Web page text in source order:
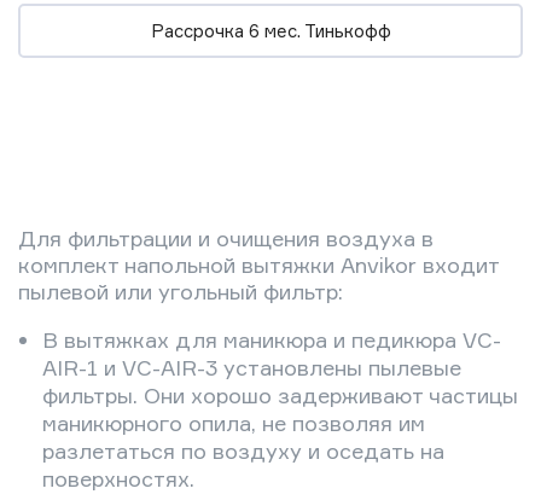
Рассрочка 6 мес. Тинькофф
Для фильтрации и очищения воздуха в
комплект напольной вытяжки Anvikor входит
пылевой или угольный фильтр:
В вытяжках для маникюра и педикюра VC-
AIR-1 и VC-AIR-3 установлены пылевые
фильтры. Они хорошо задерживают частицы
маникюрного опила, не позволяя им
разлетаться по воздуху и оседать на
поверхностях.